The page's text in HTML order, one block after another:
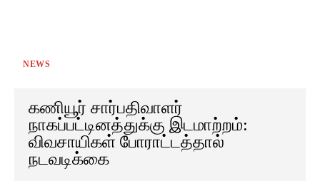
NEWS
கணியூர் சார்பதிவாளர்
நாகப்பட்டினத்துக்கு இடமாற்றம்:
விவசாயிகள் போராட்டத்தால்
நடவடிக்கை